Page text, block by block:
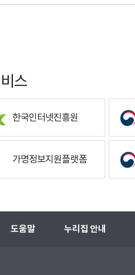
스
한국인터넷진흥원
가명정보지원플랫폼
도움말 누리집 안내